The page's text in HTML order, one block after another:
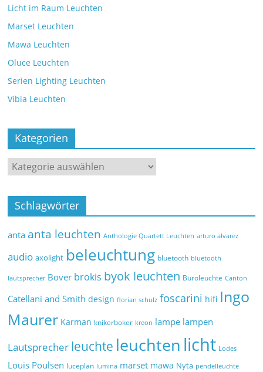
Licht im Raum Leuchten
Marset Leuchten
Mawa Leuchten
Oluce Leuchten
Serien Lighting Leuchten
Vibia Leuchten
Kategorien
Schlagwörter
anta anta leuchten Anthologie Quartett Leuchten arturo alvarez
audio axolight beleuchtung bluetooth bluetooth
lautsprecher Bover brokis byok leuchten Büroleuchte Canton
Catellani and Smith design florian schulz foscarini hifi Ingo
Maurer Karman knikerboker kreon lampe lampen
Lautsprecher leuchte leuchten licht Lodes
Louis Poulsen luceplan lumina marset mawa Nyta pendelleuchte